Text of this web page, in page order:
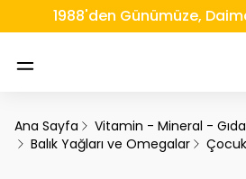
1988'den Günümüze,
Ana Sayfa
Vitamin - Mineral -
Balık Yağları ve Omegalar